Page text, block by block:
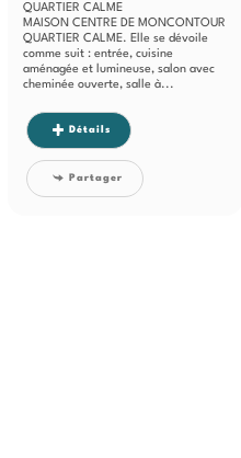
QUARTIER CALME
MAISON CENTRE DE MONCONTOUR
QUARTIER CALME. Elle se dévoile
comme suit : entrée, cuisine
aménagée et lumineuse, salon avec
cheminée ouverte, salle à...
Détails
Partager